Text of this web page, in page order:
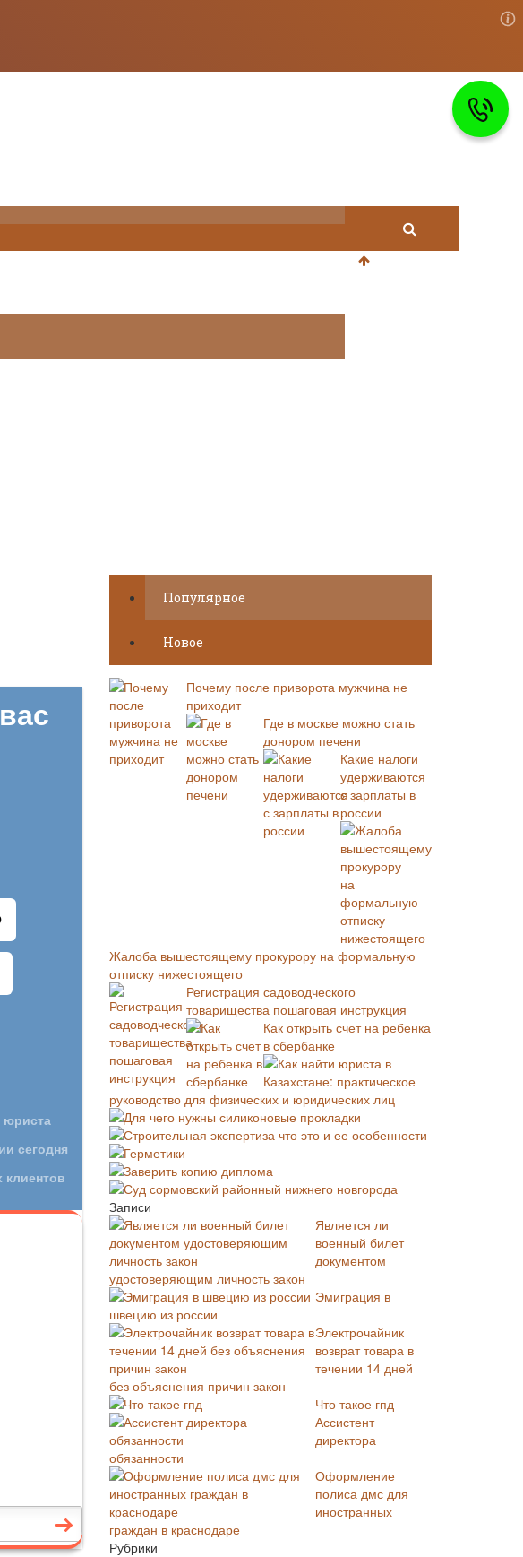
Популярное
Новое
Почему после приворота мужчина не
приходит
Где в москве можно стать
донором печени
Какие налоги
удерживаются
с зарплаты в
россии
Жалоба вышестоящему прокурору на формальную
отписку нижестоящего
Регистрация садоводческого
товарищества пошаговая инструкция
Как открыть счет на ребенка
в сбербанке
Как найти юриста в
Казахстане: практическое
руководство для физических и юридических лиц
Для чего нужны силиконовые прокладки
Строительная экспертиза что это и ее особенности
Герметики
Заверить копию диплома
Суд сормовский районный нижнего новгорода
Записи
Является ли
военный билет
документом
удостоверяющим личность закон
Эмиграция в
швецию из россии
Электрочайник
возврат товара в
течении 14 дней
без объяснения причин закон
Что такое гпд
Ассистент
директора
обязанности
Оформление
полиса дмс для
иностранных
граждан в краснодаре
Рубрики